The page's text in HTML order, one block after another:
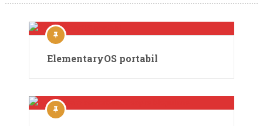
ElementaryOS portabil